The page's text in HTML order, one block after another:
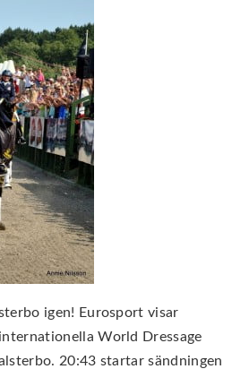
igen! Eurosport visar
World Dressage
20:43 startar sändningen